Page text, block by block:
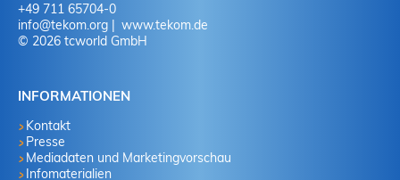
+49 711 65704-0
info@tekom.org
www.tekom.de
© 2026 tcworld GmbH
INFORMATIONEN
Kontakt
Presse
Mediadaten und Marketingvorschau
Infomaterialien